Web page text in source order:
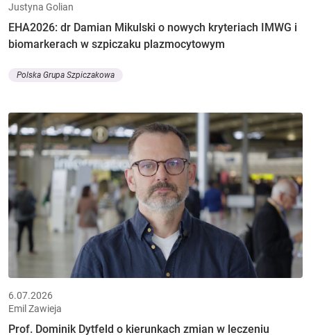
Justyna Golian
EHA2026: dr Damian Mikulski o nowych kryteriach IMWG i
biomarkerach w szpiczaku plazmocytowym
Polska Grupa Szpiczakowa
6.07.2026
Emil Zawieja
Prof. Dominik Dytfeld o kierunkach zmian w leczeniu